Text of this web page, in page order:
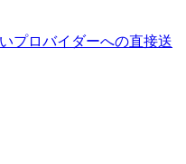
プロバイダーへの直接送